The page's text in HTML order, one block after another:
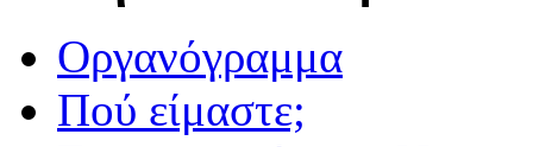
Οργανόγραμμα
Πού είμαστε;